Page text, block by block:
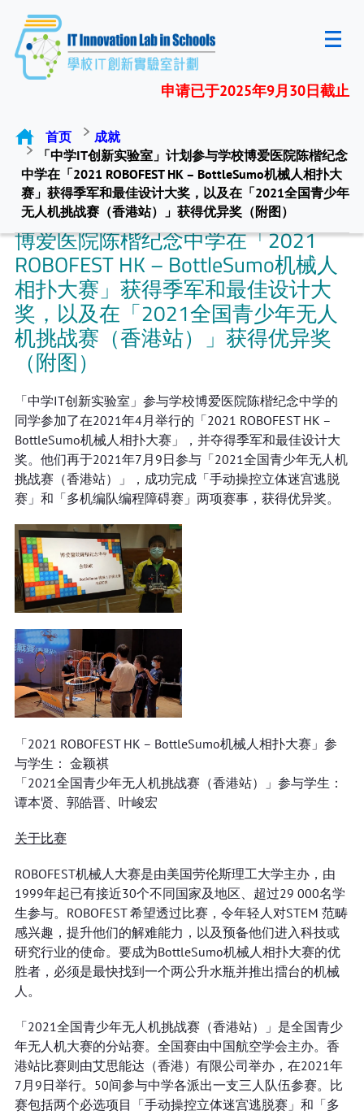
申请已于2025年9月30日截止
首页
成就
「中学IT创新实验室」计划参与学校博爱医院陈楷纪念
中学在「2021 ROBOFEST HK – BottleSumo机械人相扑大
赛」获得季军和最佳设计大奖，以及在「2021全国青少年
无人机挑战赛（香港站）」获得优异奖（附图）
「中学IT创新实验室」计划参与学校
博爱医院陈楷纪念中学在「2021
ROBOFEST HK – BottleSumo机械人
相扑大赛」获得季军和最佳设计大
奖，以及在「2021全国青少年无人
机挑战赛（香港站）」获得优异奖
（附图）
「中学IT创新实验室」参与学校博爱医院陈楷纪念中学的
同学参加了在2021年4月举行的「2021 ROBOFEST HK –
BottleSumo机械人相扑大赛」，并夺得季军和最佳设计大
奖。他们再于2021年7月9日参与「2021全国青少年无人机
挑战赛（香港站）」，成功完成「手动操控立体迷宫逃脱
赛」和「多机编队编程障碍赛」两项赛事，获得优异奖。
「2021 ROBOFEST HK – BottleSumo机械人相扑大赛」参
与学生： 金颖祺
「2021全国青少年无人机挑战赛（香港站）」参与学生：
谭本贤、郭皓晋、叶峻宏
关于比赛
ROBOFEST机械人大赛是由美国劳伦斯理工大学主办，由
1999年起已有接近30个不同国家及地区、超过29 000名学
生参与。ROBOFEST 希望透过比赛，令年轻人对STEM 范畴
感兴趣，提升他们的解难能力，以及预备他们进入科技或
研究行业的使命。要成为BottleSumo机械人相扑大赛的优
胜者，必须是最快找到一个两公升水瓶并推出擂台的机械
人。
「2021全国青少年无人机挑战赛（香港站）」是全国青少
年无人机大赛的分站赛。全国赛由中国航空学会主办。香
港站比赛则由艾思能达（香港）有限公司举办，在2021年
7月9日举行。50间参与中学各派出一支三人队伍参赛。比
赛包括两个必选项目「手动操控立体迷宫逃脱赛」和「多